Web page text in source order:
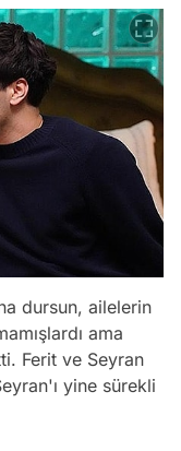
dursun, ailelerin
ama
Ferit ve Seyran
yine sürekli